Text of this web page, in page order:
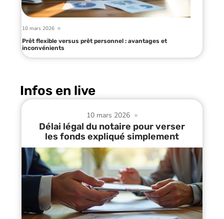
10 mars 2026
Prêt flexible versus prêt personnel : avantages et
inconvénients
Infos en live
10 mars 2026
Délai légal du notaire pour verser
les fonds expliqué simplement